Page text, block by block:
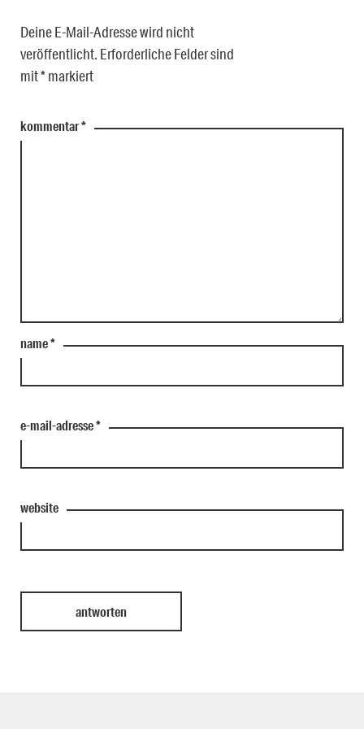
Deine E-Mail-Adresse wird nicht
veröffentlicht. Erforderliche Felder sind
mit*markiert
kommentar*
name*
e-mail-adresse*
website